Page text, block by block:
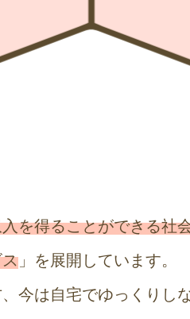
を得ることができる社
」を展開しています。
今は自宅でゆっくりし